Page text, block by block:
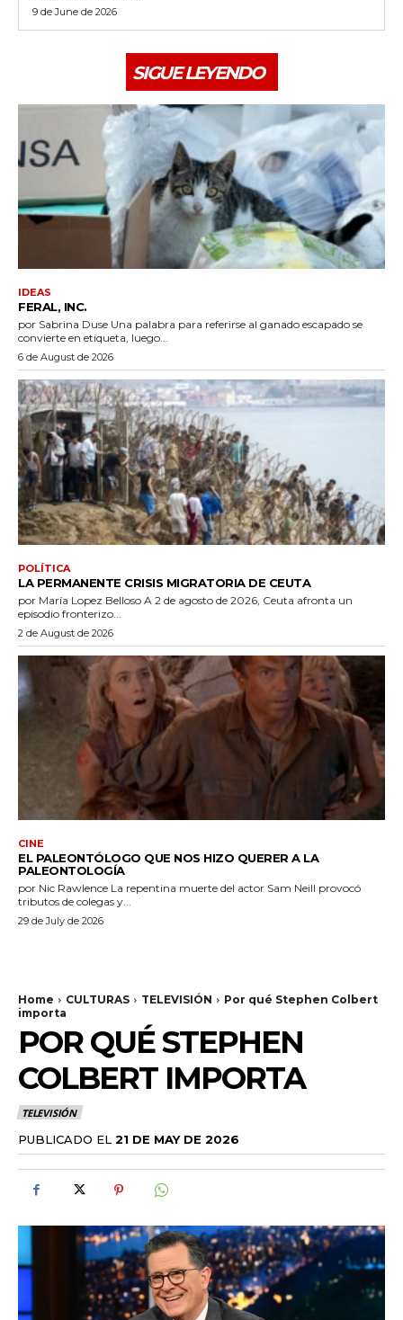
9 de June de 2026
SIGUE LEYENDO
IDEAS
FERAL, INC.
por Sabrina Duse Una palabra para referirse al ganado escapado se
convierte en etiqueta, luego...
6 de August de 2026
POLÍTICA
LA PERMANENTE CRISIS MIGRATORIA DE CEUTA
por María Lopez Belloso A 2 de agosto de 2026, Ceuta afronta un
episodio fronterizo...
2 de August de 2026
CINE
EL PALEONTÓLOGO QUE NOS HIZO QUERER A LA
PALEONTOLOGÍA
por Nic Rawlence La repentina muerte del actor Sam Neill provocó
tributos de colegas y...
29 de July de 2026